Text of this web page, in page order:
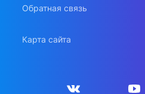
Обратная связь
Карта сайта